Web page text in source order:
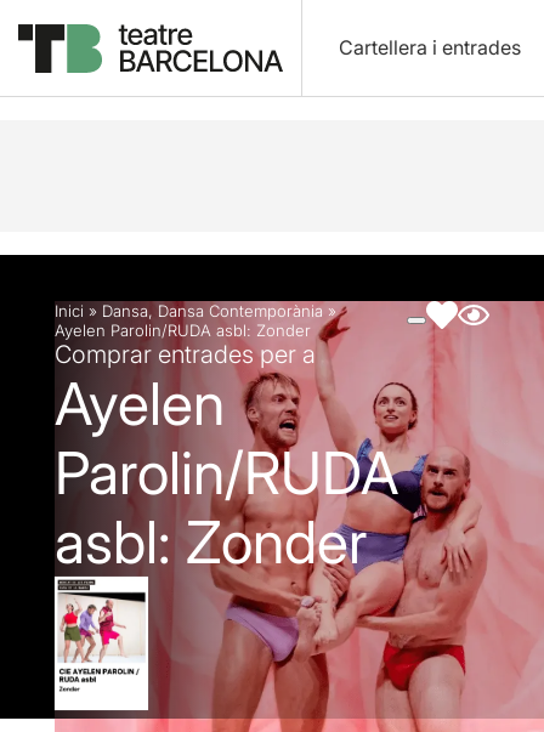
Cartellera i entrades
Descripció Fitxa artística Fotos i vídeos
Inici » Dansa, Dansa Contemporània »
Ayelen Parolin/RUDA asbl: Zonder
Comprar entrades per a
Ayelen
Parolin/RUDA
asbl: Zonder